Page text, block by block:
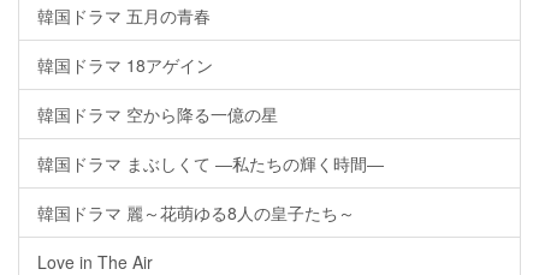
韓国ドラマ 五月の青春
韓国ドラマ 18アゲイン
韓国ドラマ 空から降る一億の星
韓国ドラマ まぶしくて ―私たちの輝く時間―
韓国ドラマ 麗～花萌ゆる8人の皇子たち～
Love in The Air